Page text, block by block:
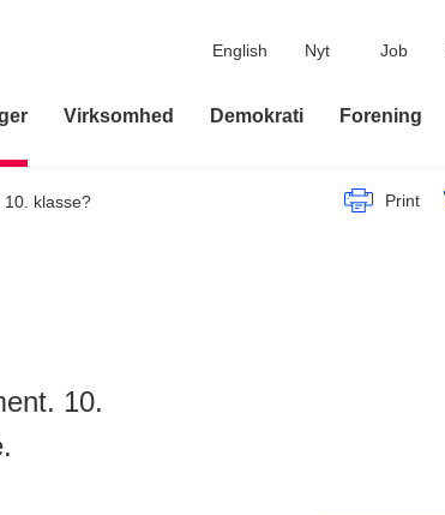
English Nyt Job
Virksomhed Demokrati Forening
klasse? Print
10.